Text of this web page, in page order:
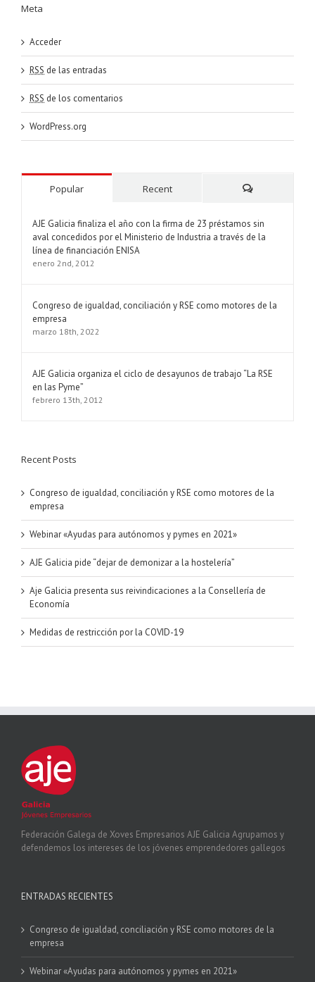
Meta
Acceder
RSS de las entradas
RSS de los comentarios
WordPress.org
Popular Recent
AJE Galicia finaliza el año con la firma de 23 préstamos sin
aval concedidos por el Ministerio de Industria a través de la
línea de financiación ENISA
enero 2nd, 2012
Congreso de igualdad, conciliación y RSE como motores de la
empresa
marzo 18th, 2022
AJE Galicia organiza el ciclo de desayunos de trabajo “La RSE
en las Pyme”
febrero 13th, 2012
Recent Posts
Congreso de igualdad, conciliación y RSE como motores de la
empresa
Webinar «Ayudas para autónomos y pymes en 2021»
AJE Galicia pide “dejar de demonizar a la hostelería”
Aje Galicia presenta sus reivindicaciones a la Consellería de
Economía
Medidas de restricción por la COVID-19
Federación Galega de Xoves Empresarios AJE Galicia Agrupamos y
defendemos los intereses de los jóvenes emprendedores gallegos
ENTRADAS RECIENTES
Congreso de igualdad, conciliación y RSE como motores de la
empresa
Webinar «Ayudas para autónomos y pymes en 2021»